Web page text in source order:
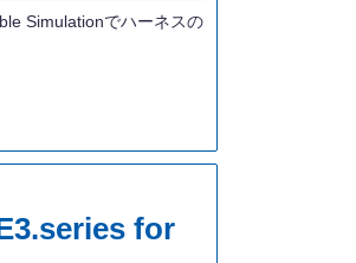
Simulationでハーネスの
for